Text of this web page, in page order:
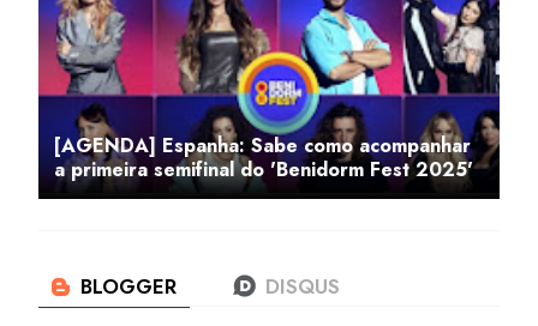
[AGENDA] Espanha: Sabe como acompanhar
a primeira semifinal do 'Benidorm Fest 2025'